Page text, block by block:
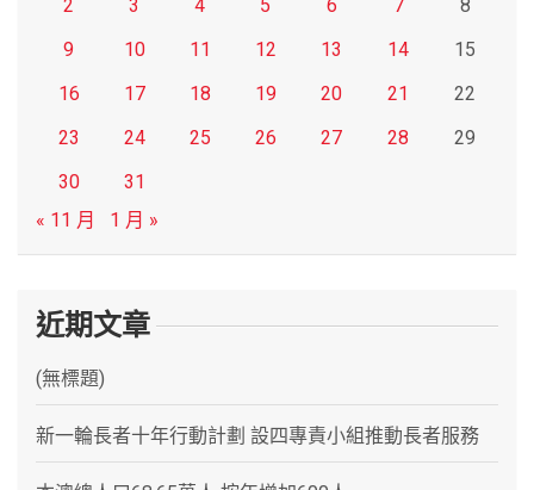
2
3 4 5 6 7
8
9
10 11 12 13 14
15
16
17 18 19 20 21
22
23
24 25 26 27 28
29
30
31
« 11 月
1 月 »
近期文章
(無標題)
新一輪長者十年行動計劃 設四專責小組推動長者服務